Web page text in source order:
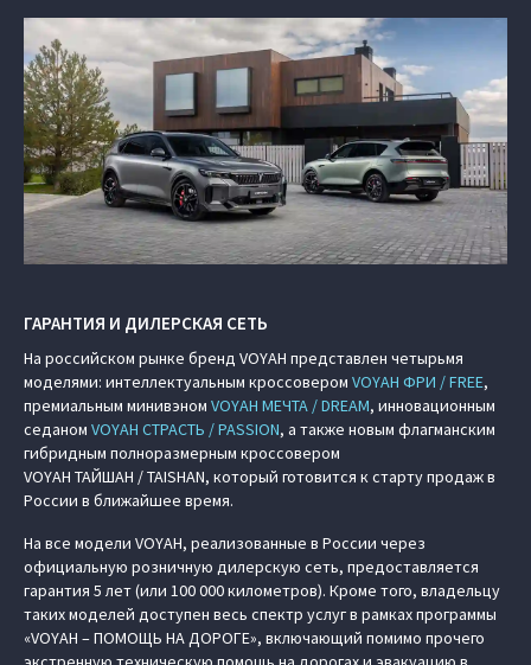
ГАРАНТИЯ И ДИЛЕРСКАЯ СЕТЬ
На российском рынке бренд VOYAH представлен четырьмя
моделями: интеллектуальным кроссовером VOYAH ФРИ / FREE,
премиальным минивэном VOYAH МЕЧТА / DREAM, инновационным
седаном VOYAH СТРАСТЬ / PASSION, а также новым флагманским
гибридным полноразмерным кроссовером
VOYAH ТАЙШАН / TAISHAN, который готовится к старту продаж в
России в ближайшее время.
На все модели VOYAH, реализованные в России через
официальную розничную дилерскую сеть, предоставляется
гарантия 5 лет (или 100 000 километров). Кроме того, владельцу
таких моделей доступен весь спектр услуг в рамках программы
«VOYAH – ПОМОЩЬ НА ДОРОГЕ», включающий помимо прочего